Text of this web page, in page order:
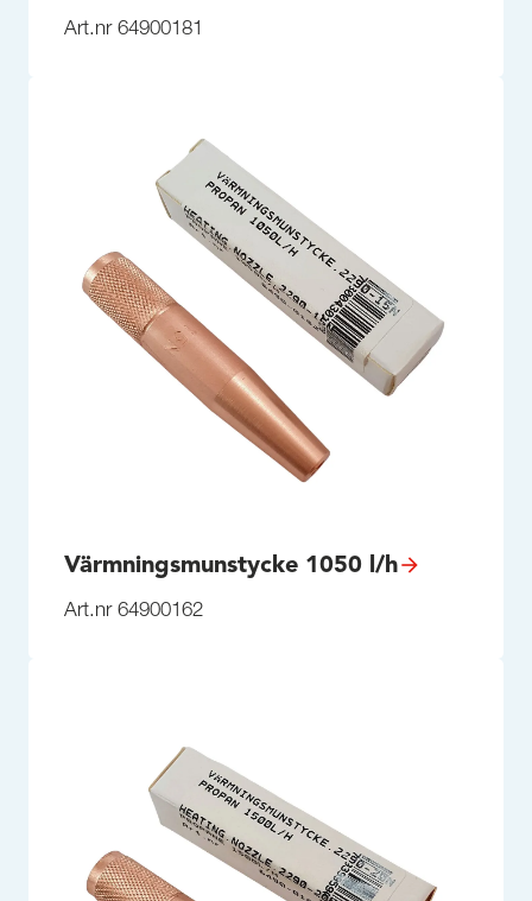
Art.nr 64900181
Värmningsmunstycke 1050 l/h
Art.nr 64900162